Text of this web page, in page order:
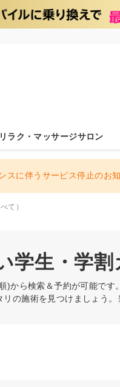
リラク・マッサージサロン
スに伴うサービス停止のお
て）
学生・学
)から検索＆予約が可能です
の施術を見つけましょう。